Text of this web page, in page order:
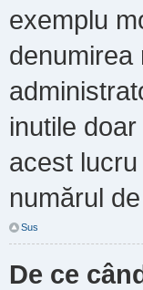
exemplu
denumirea
inutile
acest
numărul
Sus
De ce